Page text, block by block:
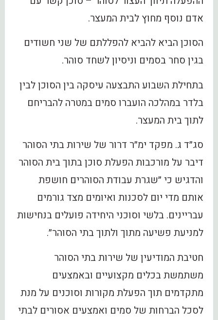
אדם נוסף מחוץ לבית המעצר.
הסוכן הביא להביא להפללתם של שני חשודים
בגין סחר בסמים וניסיון לשחד סוהר.
בתחילת השבוע התבצעה עיסקה בין הסוכן לבין
בלדר במהלכה הועברו סמים במטרה להבריחם
לתוך בית המעצר.
סג״ד ג. מפקד ימ״ר דרור של שירות בתי הסוהר
דיבר על מורכבות הפעלת סוכן בתוך בית הסוהר
והדגיש כי ״שגרת עבודת הסוהרים חושפת
אותם מדי יום לסכנות ואיומים מצד גורמים
עבריינים. בלשי וסוכני היחידה פועלים בנחישות
למניעת פשיעה מתוך ולתוך בתי הסוהר״.
חטיבת המודיעין של שירות בתי הסוהר
משתמשת בכלים מקצועיים ובאמצעים
מתקדמים תוך הפעלת מקורות וסוכנים על מנת
לסכל הברחות של סמים ואמצעים אסורים לבתי